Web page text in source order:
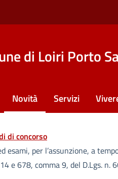
di Loiri Porto
Novità Servizi
di concorso
esami, per l’assunzione, a
e 678, comma 9, del D.Lgs. n.